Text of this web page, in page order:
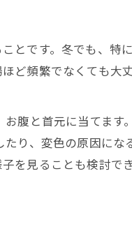
とです。冬でも、特
ど頻繁でなくても大
腹と首元に当てま
たり、変色の原因に
を見ることも検討でき